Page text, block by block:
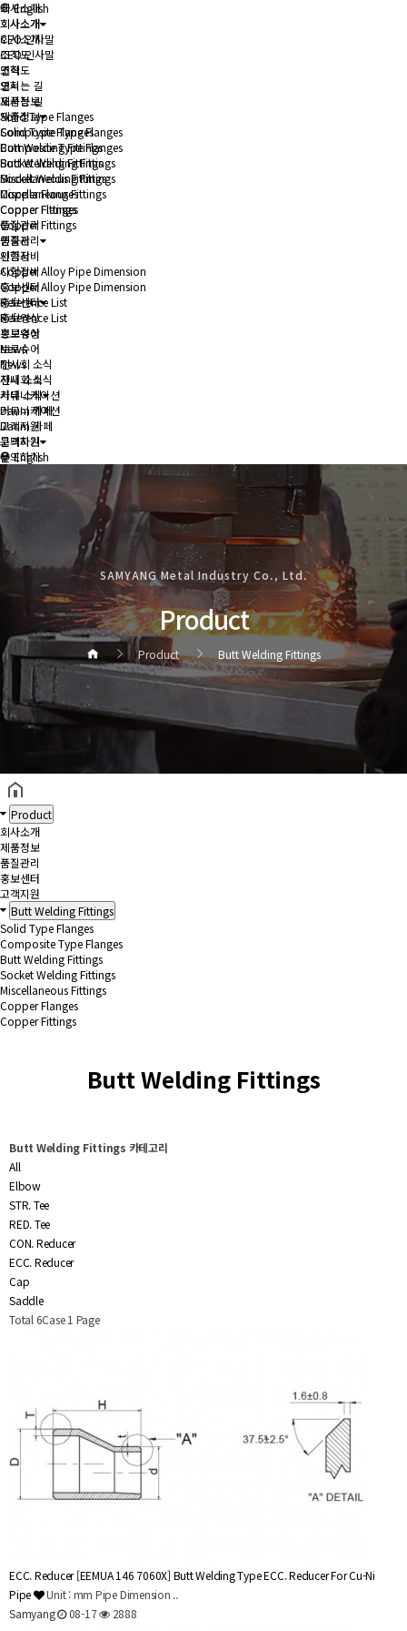
English
회사소개
회사소개
CEO 인사말
조직도
연혁
오시는 길
제품정보
Solid Type Flanges
Composite Type Flanges
Butt Welding Fittings
Socket Welding Fittings
Miscellaneous Fittings
Copper Flanges
Copper Fittings
품질관리
인증서
시험장비
Copper Alloy Pipe Dimension
홍보센터
Reference List
홍보영상
브로슈어
News
전시회 소식
사내 소식
커뮤니케이션
Daum 카페
고객지원
문의하기
회사소개
회사소개
CEO 인사말
조직도
연혁
오시는 길
제품정보
Solid Type Flanges
Composite Type Flanges
Butt Welding Fittings
Socket Welding Fittings
Miscellaneous Fittings
Copper Flanges
Copper Fittings
품질관리
인증서
시험장비
Copper Alloy Pipe Dimension
홍보센터
Reference List
홍보영상
브로슈어
News
전시회 소식
사내 소식
커뮤니케이션
Daum 카페
고객지원
문의하기
English
SAMYANG Metal Industry Co., Ltd.
Product
Product Butt Welding Fittings
헤더설정
Product
회사소개
제품정보
품질관리
홍보센터
고객지원
Butt Welding Fittings
Solid Type Flanges
Composite Type Flanges
Butt Welding Fittings
Socket Welding Fittings
Miscellaneous Fittings
Copper Flanges
Copper Fittings
Butt Welding Fittings
Butt Welding Fittings 카테고리
All
Elbow
STR. Tee
RED. Tee
CON. Reducer
ECC. Reducer
Cap
Saddle
Total 6Case1 Page
ECC. Reducer [EEMUA 146 7060X] Butt Welding Type ECC. Reducer For Cu-Ni
Pipe
Unit : mm Pipe Dimension ..
Samyang
08-17 2888